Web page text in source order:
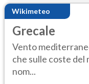
Wikimeteo
Grecale
Vento
che sulle coste
nom...